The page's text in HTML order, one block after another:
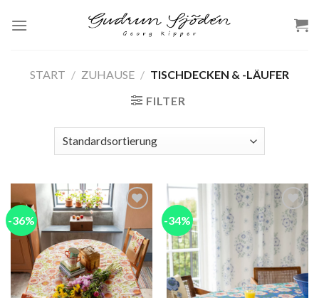
START / ZUHAUSE / TISCHDECKEN & -LÄUFER
FILTER
-36%
Add to
wishlist
-34%
Add to
wishlist